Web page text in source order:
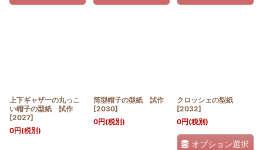
上下ギャザーの丸っこ
い帽子の型紙 試作
[2027]
0円(税別)
筒型帽子の型紙 試作
[2030]
0円(税別)
クロッシェの型紙
[2032]
0円(税別)
オプション選択